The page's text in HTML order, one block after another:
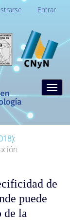
Entrar
de
puede
de la